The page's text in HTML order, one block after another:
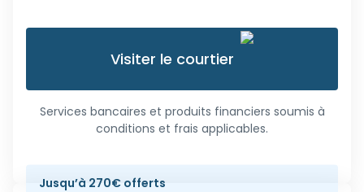
Visiter le courtier
Services bancaires et produits financiers soumis à
conditions et frais applicables.
Jusqu’à 270€ offerts